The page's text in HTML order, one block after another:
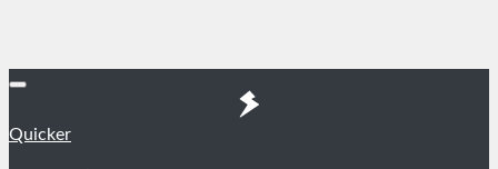
Quicker